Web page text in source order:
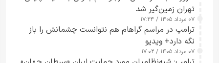
تهران زمین‌گیر شد
۰۷ مرداد ۱۴۰۵ / ۱۷:۲۴
ترامپ در مراسم گراهام هم نتوانست چشمانش را باز
نگه دارد+ ویدیو
۰۷ مرداد ۱۴۰۵ / ۱۷:۰۲